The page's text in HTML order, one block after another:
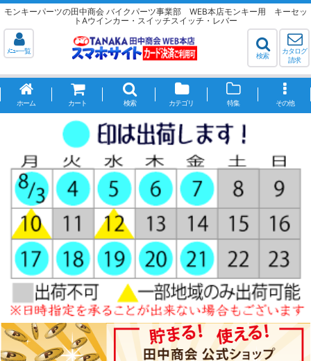
モンキーパーツの田中商会 バイクパーツ事業部 WEB本店モンキー用 キーセッ
トAウインカー・スイッチスイッチ・レバー
ﾒﾆｭｰ一覧
検索
カタログ
請求
ホーム カート 検索 カテゴリ 特集 その他